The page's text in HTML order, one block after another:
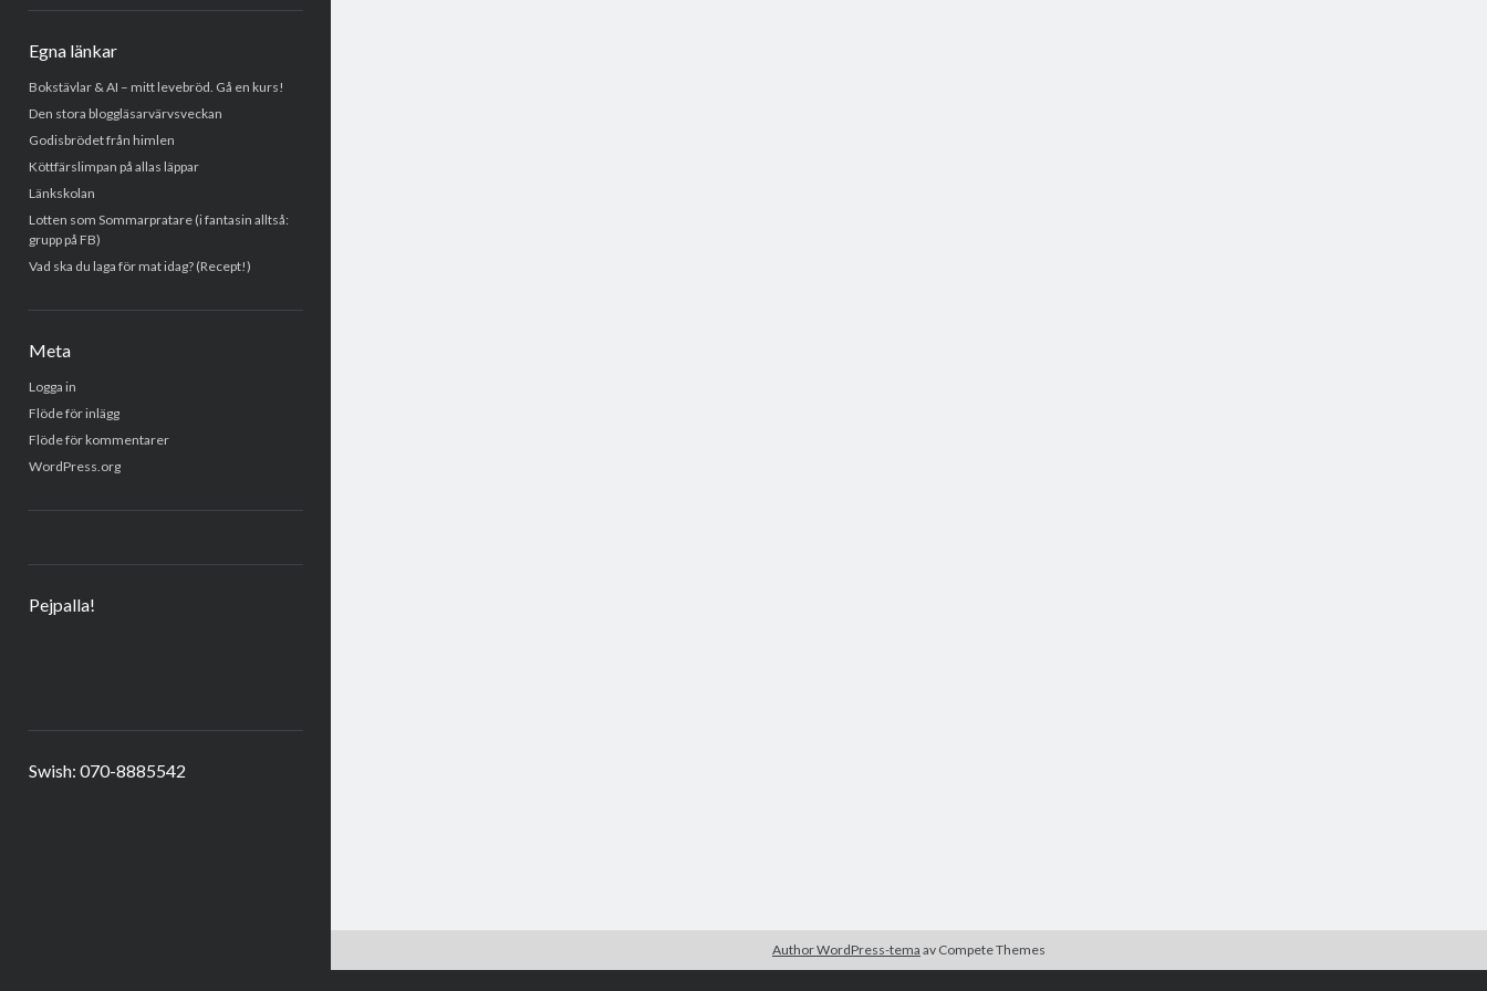
Egna länkar
Bokstävlar & AI – mitt levebröd. Gå en kurs!
Den stora bloggläsarvärvsveckan
Godisbrödet från himlen
Köttfärslimpan på allas läppar
Länkskolan
Lotten som Sommarpratare (i fantasin alltså:
grupp på FB)
Vad ska du laga för mat idag? (Recept!)
Meta
Logga in
Flöde för inlägg
Flöde för kommentarer
WordPress.org
Pejpalla!
Swish: 070-8885542
Author WordPress-tema av Compete Themes